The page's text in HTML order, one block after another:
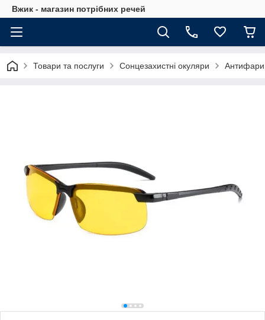
Вжик - магазин потрiбних речей
Товари та послуги Сонцезахистні окуляри Антифари,